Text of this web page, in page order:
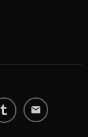
email